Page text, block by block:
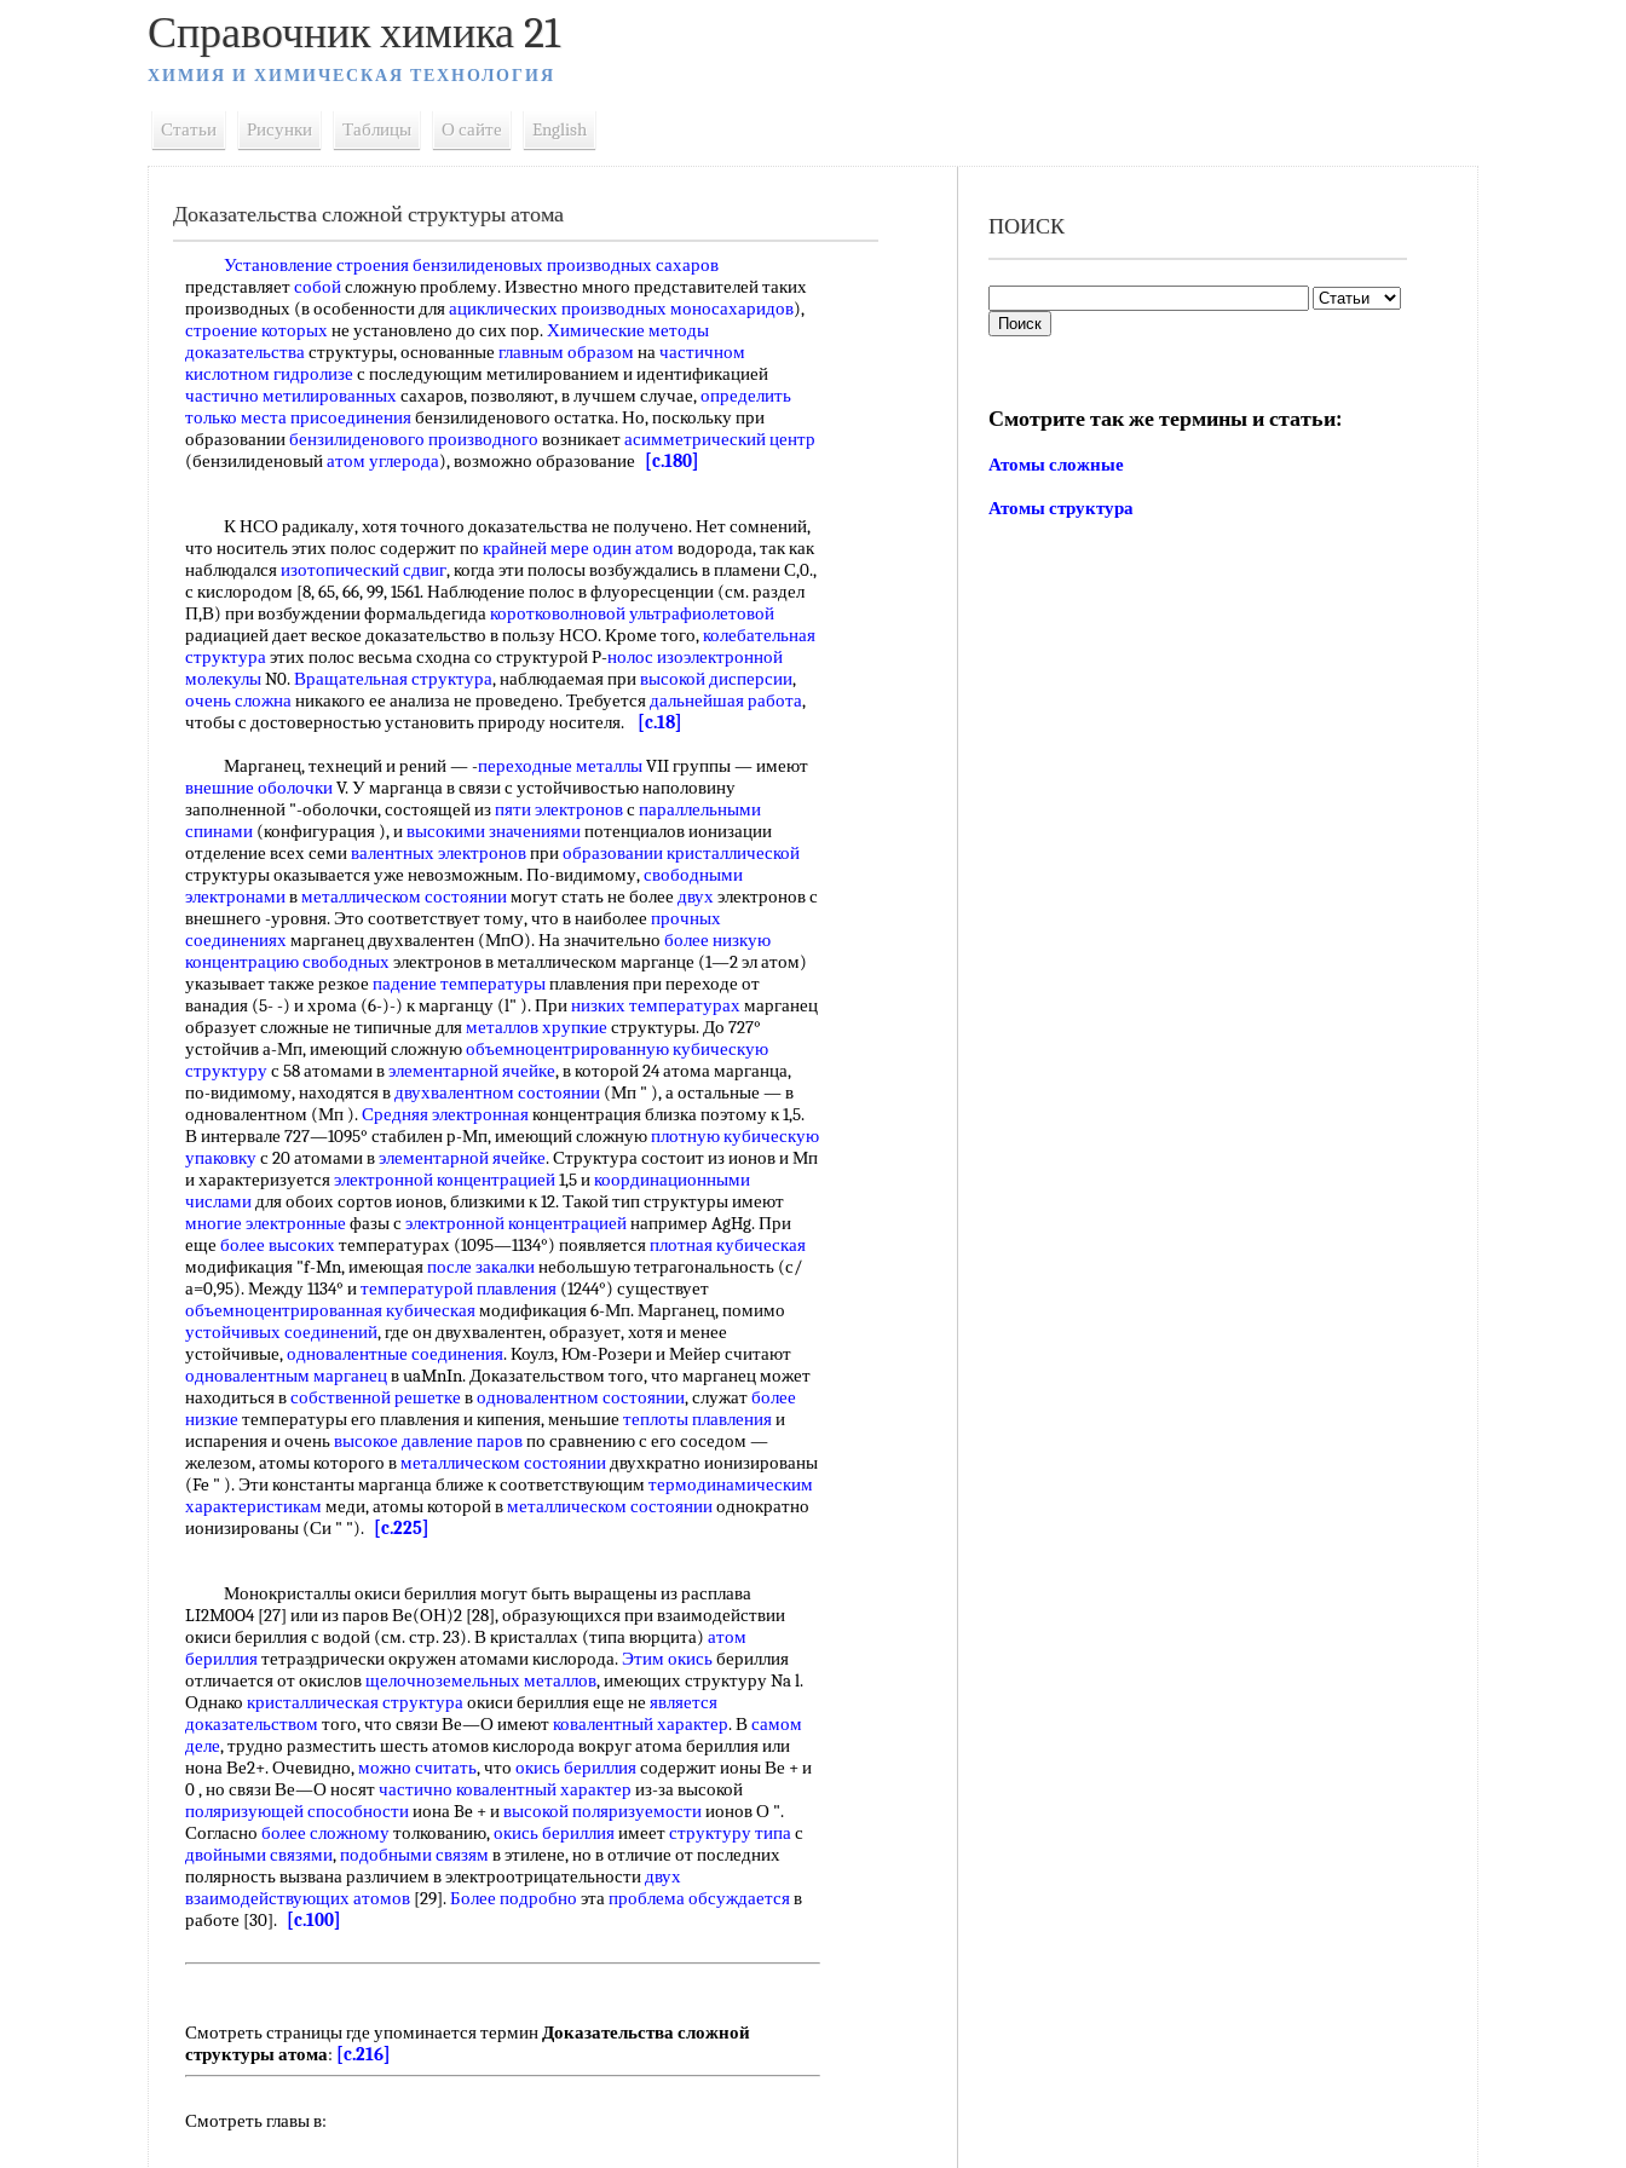
Справочник химика 21
ХИМИЯ И ХИМИЧЕСКАЯ ТЕХНОЛОГИЯ
Статьи Рисунки Таблицы О сайте English
Доказательства сложной структуры атома
Установление строениябензилиденовых производных сахаров
представляетсобойсложную проблему. Известно много представителей таких
производных (в особенности дляациклических производных моносахаридов),
строение которыхне установлено до сих пор.Химические методы
доказательстваструктуры, основанные главным образом начастичном
кислотном гидролизе с последующим метилированием и идентификацией
частично метилированныхсахаров, позволяют, в лучшем случае,определить
только места присоединениябензилиденового остатка. Но, поскольку при
образованиибензилиденового производного возникаетасимметрический центр
(бензилиденовыйатом углерода), возможно образование [c.180]
К НСО радикалу, хотя точного доказательства не получено. Нет сомнений,
что носитель этих полос содержит по крайней мере один атом водорода, так как
наблюдалсяизотопический сдвиг, когда эти полосы возбуждались в пламени С,0.,
с кислородом [8, 65, 66, 99, 1561. Наблюдение полос в флуоресценции (см. раздел
П,В) при возбуждении формальдегидакоротковолновой ультрафиолетовой
радиацией дает веское доказательство в пользу НСО. Кроме того,колебательная
структураэтих полос весьма сходна со структурой Р-нолосизоэлектронной
молекулыN0.Вращательная структура, наблюдаемая привысокой дисперсии,
очень сложнаникакого ее анализа не проведено. Требуетсядальнейшая работа,
чтобы с достоверностью установить природу носителя.
[c.18]
Марганец, технеций и рений — -переходные металлыVII группы — имеют
внешние оболочкиV. У марганца в связи с устойчивостью наполовину
заполненной "-оболочки, состоящей изпяти электроновспараллельными
спинами (конфигурация ), ивысокими значениямипотенциалов ионизации
отделение всех семивалентных электроновприобразовании кристаллической
структуры оказывается уже невозможным. По-видимому,свободными
электронамивметаллическом состояниимогут стать не более двухэлектронов с
внешнего -уровня. Это соответствует тому, что в наиболее прочных
соединенияхмарганец двухвалентен (МпО). На значительно более низкую
концентрацию свободныхэлектронов в металлическом марганце (1—2 эл атом)
указывает также резкое падение температурыплавления при переходе от
ванадия (5- -) и хрома (6-)-) к марганцу (l" ). Принизких температурахмарганец
образует сложные не типичные дляметаллов хрупкие структуры. До 727°
устойчив а-Мп, имеющий сложнуюобъемноцентрированную кубическую
структурус 58 атомами вэлементарной ячейке, в которой 24 атома марганца,
по-видимому, находятся вдвухвалентном состоянии (Мп " ), а остальные — в
одновалентном (Мп ).Средняя электроннаяконцентрация близка поэтому к 1,5.
В интервале 727—1095° стабилен р-Мп, имеющий сложнуюплотную кубическую
упаковкус 20 атомами вэлементарной ячейке. Структура состоит из ионов и Мп
и характеризуетсяэлектронной концентрацией1,5 икоординационными
числамидля обоих сортов ионов, близкими к 12. Такой тип структуры имеют
многие электронные фазы сэлектронной концентрациейнапример AgHg. При
еще более высокихтемпературах (1095—1134°) появляетсяплотная кубическая
модификация "f-Mn, имеющаяпосле закалкинебольшую тетрагональность (с/
а=0,95). Между 1134° итемпературой плавления (1244°) существует
объемноцентрированная кубическаямодификация 6-Мп. Марганец, помимо
устойчивых соединений, где он двухвалентен, образует, хотя и менее
устойчивые,одновалентные соединения. Коулз, Юм-Розери и Мейер считают
одновалентным марганецв uaMnIn. Доказательством того, что марганец может
находиться всобственной решетке водновалентном состоянии, служатболее
низкие температуры его плавления и кипения, меньшие теплоты плавленияи
испарения и оченьвысокое давление паровпо сравнению с его соседом —
железом, атомы которого вметаллическом состояниидвухкратно ионизированы
(Fe " ). Эти константы марганца ближе к соответствующим термодинамическим
характеристикам меди, атомы которой вметаллическом состоянииоднократно
ионизированы (Си " ").
[c.225]
Монокристаллы окиси бериллия могут быть выращены из расплава
LI2M0O4 [27] или из паров Ве(ОН)2 [28], образующихся при взаимодействии
окиси бериллия с водой (см. стр. 23). В кристаллах (типа вюрцита) атом
бериллиятетраэдрически окружен атомами кислорода.Этим окисьбериллия
отличается от окисловщелочноземельных металлов, имеющих структуру Na l.
Однако кристаллическая структураокиси бериллия еще не является
доказательством того, что связи Ве—О имеютковалентный характер. Всамом
деле, трудно разместить шесть атомов кислорода вокруг атома бериллия или
нона Ве2+. Очевидно,можно считать, что окись бериллиясодержит ионы Ве + и
0 , но связи Ве—О носятчастично ковалентный характер из-за высокой
поляризующей способностииона Be + ивысокой поляризуемостиионов О ".
Согласно более сложномутолкованию,окись бериллияимеетструктуру типас
двойными связями,подобными связям в этилене, но в отличие от последних
полярность вызвана различием в электроотрицательностидвух
взаимодействующих атомов [29].Более подробно этапроблема обсуждаетсяв
работе [30].
[c.100]
Смотреть страницы где упоминается терминДоказательства сложной
структуры атома: [c.216]
Смотреть главы в:
ПОИСК
Смотрите так же термины и статьи:
Атомы сложные
Атомы структура